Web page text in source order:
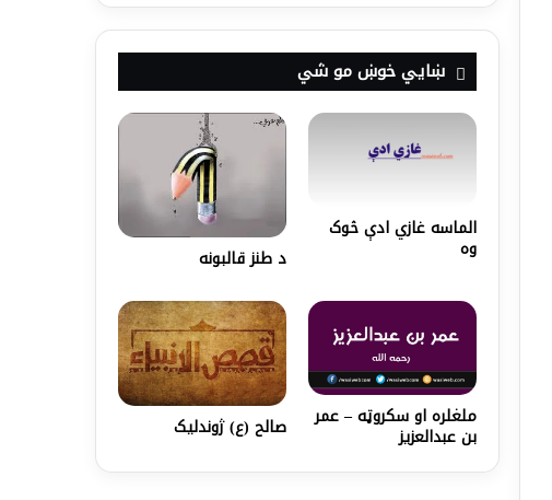
ښايي خوښ مو شي
الماسه غازي ادې څوک
وه د طنز قالبونه
ملغلره او سکروټه – عمر
بن عبدالعزیز صالح (ع) ژوندلیک